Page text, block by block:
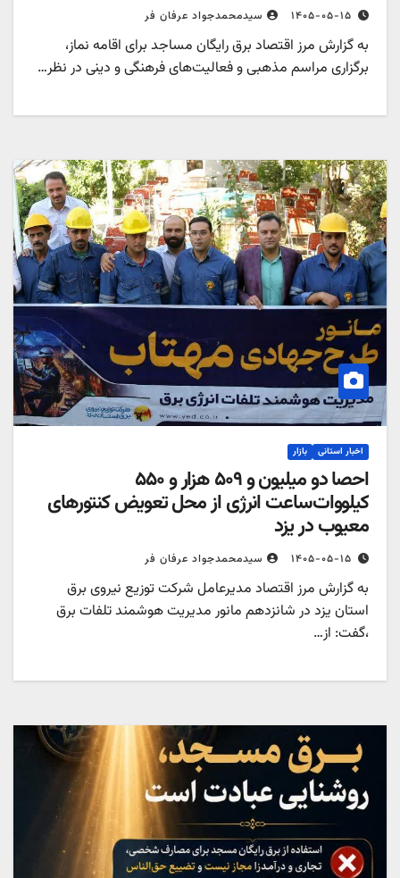
۱۴۰۵-۰۵-۱۵ سیدمحمدجواد عرفان فر
به گزارش مرز اقتصاد برق رایگان مساجد برای اقامه نماز،
برگزاری مراسم مذهبی و فعالیت‌های فرهنگی و دینی در نظر…
اخبار استانی بازار
احصا دو میلیون و ۵۰۹ هزار و ۵۵۰
کیلووات‌ساعت انرژی از محل تعویض کنتورهای
معیوب در یزد
۱۴۰۵-۰۵-۱۵ سیدمحمدجواد عرفان فر
به گزارش مرز اقتصاد مدیرعامل شرکت توزیع نیروی برق
استان یزد در شانزدهم مانور مدیریت هوشمند تلفات برق
،گفت: از…